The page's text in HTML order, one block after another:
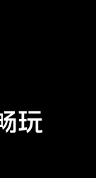
玩